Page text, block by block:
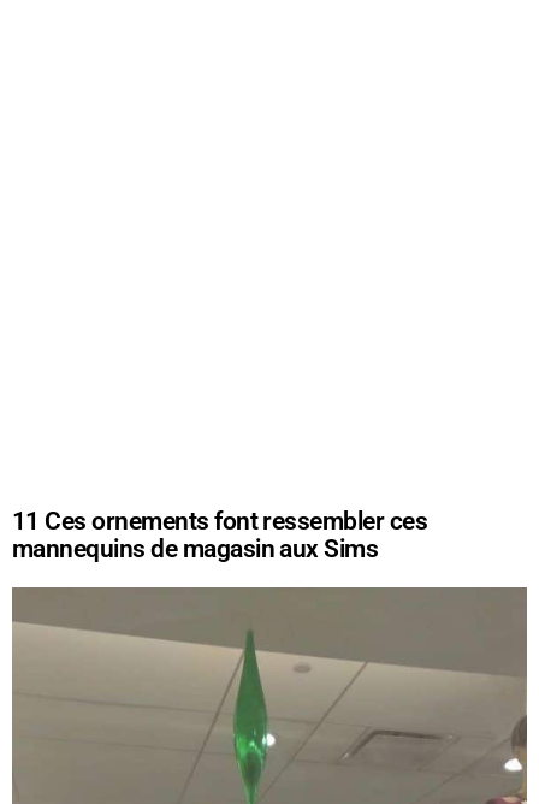
11 Ces ornements font ressembler ces
mannequins de magasin aux Sims